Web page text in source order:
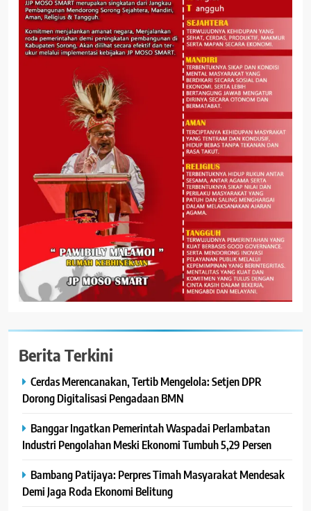
Berita Terkini
Cerdas Merencanakan, Tertib Mengelola: Setjen DPR
Dorong Digitalisasi Pengadaan BMN
Banggar Ingatkan Pemerintah Waspadai Perlambatan
Industri Pengolahan Meski Ekonomi Tumbuh 5,29 Persen
Bambang Patijaya: Perpres Timah Masyarakat Mendesak
Demi Jaga Roda Ekonomi Belitung